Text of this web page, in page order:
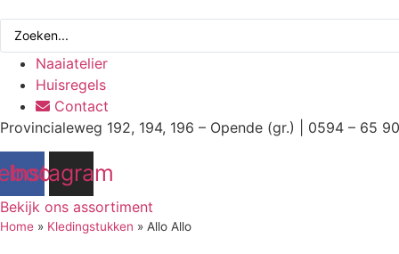
Search
Naaiatelier
Huisregels
Contact
Provincialeweg 192, 194, 196 – Opende (gr.) | 0594 – 65
Instagram
Bekijk ons assortiment
Home » Kledingstukken » Allo Allo